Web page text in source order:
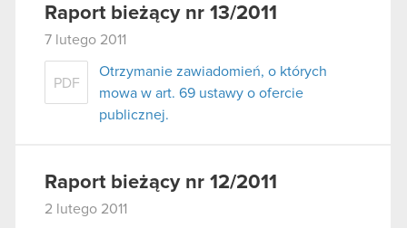
Raport bieżący nr 13/2011
7 lutego 2011
PDF
Otrzymanie zawiadomień, o których
mowa w art. 69 ustawy o ofercie
publicznej.
Raport bieżący nr 12/2011
2 lutego 2011